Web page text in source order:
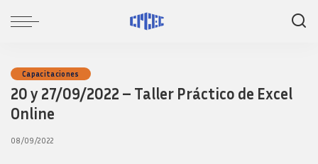
Capacitaciones
20 y 27/09/2022 – Taller Práctico de Excel
Online
08/09/2022